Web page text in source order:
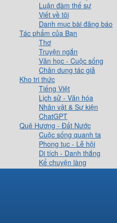
Luận đàm thế sự
Viết về tôi
Danh mục bài đăng báo
Tác phẩm của Bạn
Thơ
Truyện ngắn
Văn học - Cuộc sống
Chân dung tác giả
Kho tri thức
Tiếng Việt
Lịch sử - Văn hóa
Nhân vật & Sự kiện
ChatGPT
Quê Hương - Đất Nước
Cuộc sống quanh ta
Phong tục - Lễ hội
Di tích - Danh thắng
Kể chuyện làng
Cà phê sáng